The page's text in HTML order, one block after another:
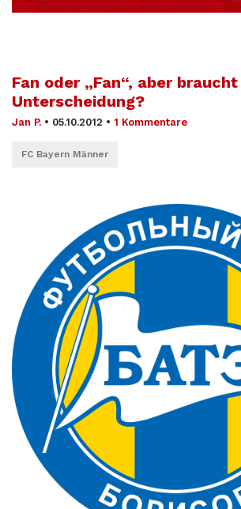
Fan oder „Fan“, aber
Unterscheidung?
Jan P. • 05.10.2012 • 1 Kommentare
FC Bayern Männer